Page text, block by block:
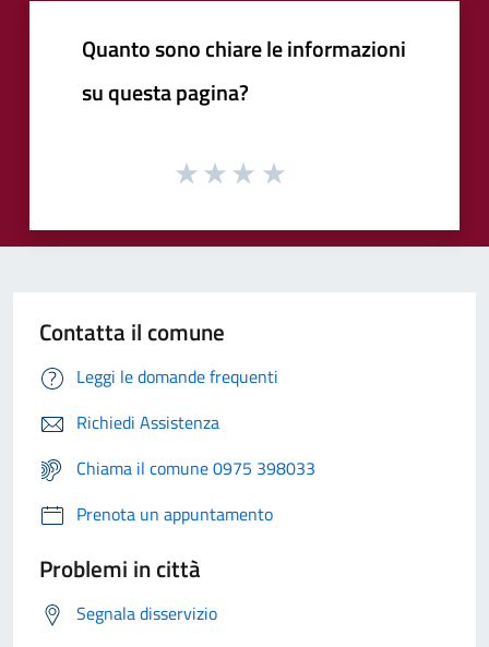
Quanto sono chiare le informazioni
su questa pagina?
Contatta il comune
Leggi le domande frequenti
Richiedi Assistenza
Chiama il comune 0975 398033
Prenota un appuntamento
Problemi in città
Segnala disservizio